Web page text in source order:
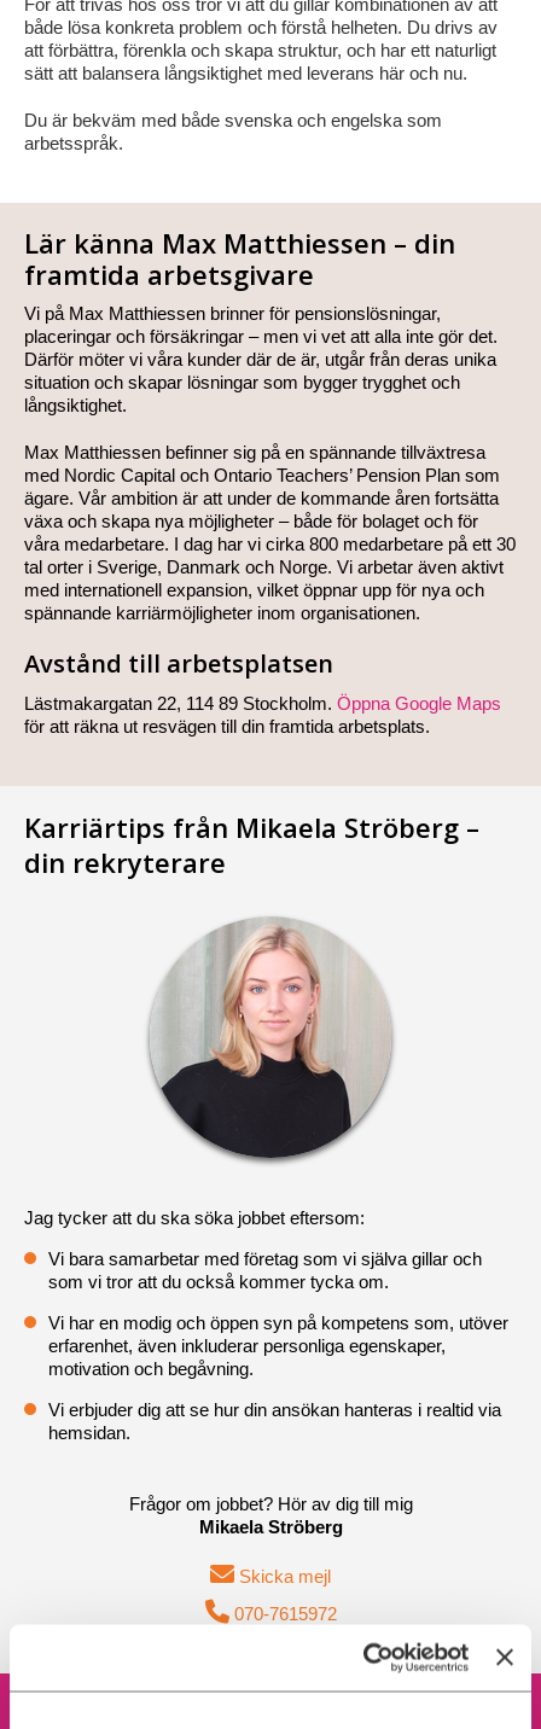
både lösa konkreta problem och förstå helheten. Du drivs av
att förbättra, förenkla och skapa struktur, och har ett naturligt
sätt att balansera långsiktighet med leverans här och nu.
Du är bekväm med både svenska och engelska som
arbetsspråk.
Lär känna Max Matthiessen – din
framtida arbetsgivare
Vi på Max Matthiessen brinner för pensionslösningar,
placeringar och försäkringar – men vi vet att alla inte gör det.
Därför möter vi våra kunder där de är, utgår från deras unika
situation och skapar lösningar som bygger trygghet och
långsiktighet.
Max Matthiessen befinner sig på en spännande tillväxtresa
med Nordic Capital och Ontario Teachers’ Pension Plan som
ägare. Vår ambition är att under de kommande åren fortsätta
växa och skapa nya möjligheter – både för bolaget och för
våra medarbetare. I dag har vi cirka 800 medarbetare på ett 30
tal orter i Sverige, Danmark och Norge. Vi arbetar även aktivt
med internationell expansion, vilket öppnar upp för nya och
spännande karriärmöjligheter inom organisationen.
Avstånd till arbetsplatsen
Lästmakargatan 22, 114 89 Stockholm. Öppna Google Maps
för att räkna ut resvägen till din framtida arbetsplats.
Karriärtips från Mikaela Ströberg –
din rekryterare
Jag tycker att du ska söka jobbet eftersom:
Vi bara samarbetar med företag som vi själva gillar och
som vi tror att du också kommer tycka om.
Vi har en modig och öppen syn på kompetens som, utöver
erfarenhet, även inkluderar personliga egenskaper,
motivation och begåvning.
Vi erbjuder dig att se hur din ansökan hanteras i realtid via
hemsidan.
Frågor om jobbet? Hör av dig till mig
Mikaela Ströberg
Skicka mejl
070-7615972